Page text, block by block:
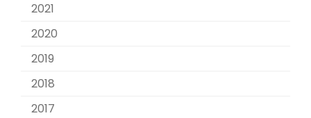
2021
2020
2019
2018
2017